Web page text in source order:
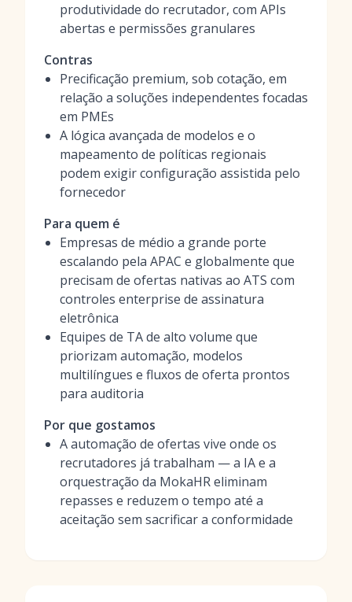
produtividade do recrutador, com APIs
abertas e permissões granulares
Contras
Precificação premium, sob cotação, em
relação a soluções independentes focadas
em PMEs
A lógica avançada de modelos e o
mapeamento de políticas regionais
podem exigir configuração assistida pelo
fornecedor
Para quem é
Empresas de médio a grande porte
escalando pela APAC e globalmente que
precisam de ofertas nativas ao ATS com
controles enterprise de assinatura
eletrônica
Equipes de TA de alto volume que
priorizam automação, modelos
multilíngues e fluxos de oferta prontos
para auditoria
Por que gostamos
A automação de ofertas vive onde os
recrutadores já trabalham — a IA e a
orquestração da MokaHR eliminam
repasses e reduzem o tempo até a
aceitação sem sacrificar a conformidade